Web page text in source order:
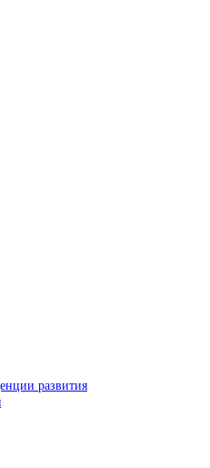
развития